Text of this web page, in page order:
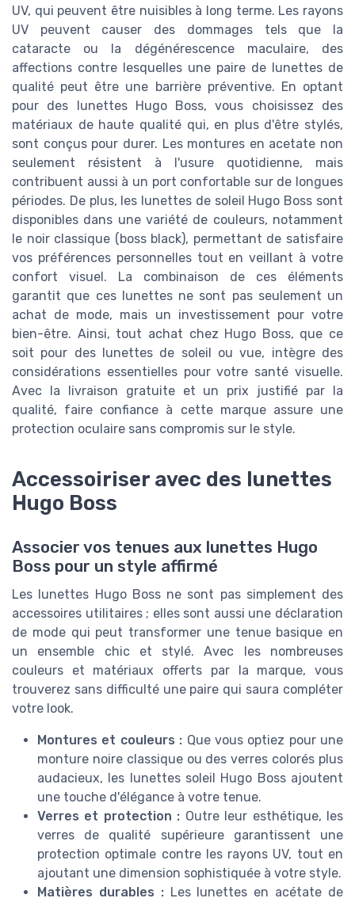
UV, qui peuvent être nuisibles à long terme. Les rayons
UV peuvent causer des dommages tels que la
cataracte ou la dégénérescence maculaire, des
affections contre lesquelles une paire de lunettes de
qualité peut être une barrière préventive. En optant
pour des lunettes Hugo Boss, vous choisissez des
matériaux de haute qualité qui, en plus d'être stylés,
sont conçus pour durer. Les montures en acetate non
seulement résistent à l'usure quotidienne, mais
contribuent aussi à un port confortable sur de longues
périodes. De plus, les lunettes de soleil Hugo Boss sont
disponibles dans une variété de couleurs, notamment
le noir classique (boss black), permettant de satisfaire
vos préférences personnelles tout en veillant à votre
confort visuel. La combinaison de ces éléments
garantit que ces lunettes ne sont pas seulement un
achat de mode, mais un investissement pour votre
bien-être. Ainsi, tout achat chez Hugo Boss, que ce
soit pour des lunettes de soleil ou vue, intègre des
considérations essentielles pour votre santé visuelle.
Avec la livraison gratuite et un prix justifié par la
qualité, faire confiance à cette marque assure une
protection oculaire sans compromis sur le style.
Accessoiriser avec des lunettes
Hugo Boss
Associer vos tenues aux lunettes Hugo
Boss pour un style affirmé
Les lunettes Hugo Boss ne sont pas simplement des
accessoires utilitaires ; elles sont aussi une déclaration
de mode qui peut transformer une tenue basique en
un ensemble chic et stylé. Avec les nombreuses
couleurs et matériaux offerts par la marque, vous
trouverez sans difficulté une paire qui saura compléter
votre look.
Montures et couleurs : Que vous optiez pour une
monture noire classique ou des verres colorés plus
audacieux, les lunettes soleil Hugo Boss ajoutent
une touche d'élégance à votre tenue.
Verres et protection : Outre leur esthétique, les
verres de qualité supérieure garantissent une
protection optimale contre les rayons UV, tout en
ajoutant une dimension sophistiquée à votre style.
Matières durables :Les lunettes en acétate de